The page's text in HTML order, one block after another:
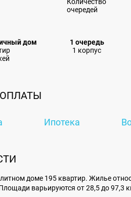
дом
1 очередь
1 корпус
Ипотека
доме 195 квартир. Жилье
варьируются от 28,5 до 97,3